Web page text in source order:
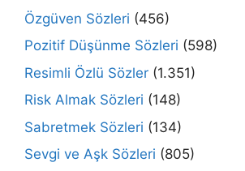
Özgüven Sözleri (456)
Pozitif Düşünme Sözleri (598)
Resimli Özlü Sözler (1.351)
Risk Almak Sözleri (148)
Sabretmek Sözleri (134)
Sevgi ve Aşk Sözleri (805)